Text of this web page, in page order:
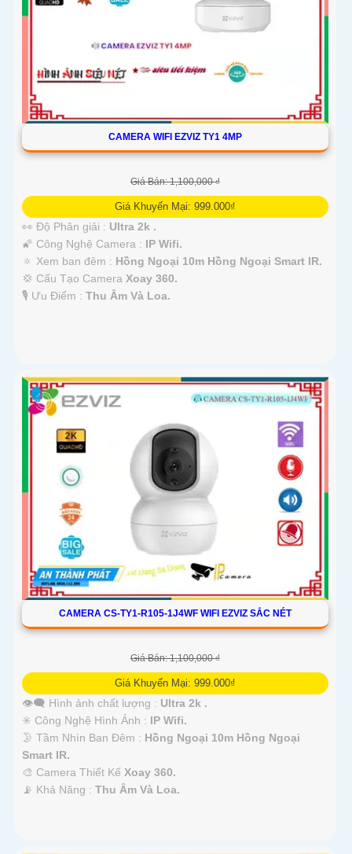
CAMERA WIFI EZVIZ TY1 4MP
Giá Bán: 1,100,000 ₫
Giá Khuyến Mại: 999.000₫
👀 Độ Phân giải : Ultra 2k .
🌠 Công Nghệ Camera : IP Wifi.
🔅 Xem ban đêm : Hồng Ngoại 10m Hồng Ngoại Smart IR.
💢 Cấu Tạo Camera Xoay 360.
️🎙 Ưu Điểm : Thu Âm Và Loa.
CAMERA CS-TY1-R105-1J4WF WIFI EZVIZ SẮC NÉT
Giá Bán: 1,100,000 ₫
Giá Khuyến Mại: 999.000₫
👁️‍🗨 Hình ảnh chất lượng : Ultra 2k .
✳️ Công Nghệ Hình Ảnh : IP Wifi.
🌛 Tầm Nhìn Ban Đêm : Hồng Ngoại 10m Hồng Ngoại
Smart IR.
🎨 Camera Thiết Kế Xoay 360.
️📡 Khả Năng : Thu Âm Và Loa.